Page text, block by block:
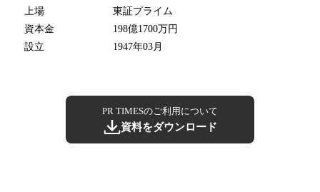
上場
東証プライム
資本金
198億1700万円
設立
1947年03月
PR TIMESのご利用について
資料をダウンロード